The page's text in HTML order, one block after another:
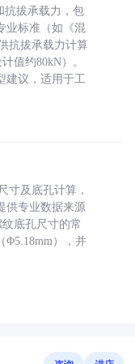
抗拔承载力，包
业标准（如《混
抗拔承载力计算
值约80kN）。
建议，适用于工
寸及底孔计算，
供专业数据来源
纹底孔尺寸的常
Φ5.18mm），并